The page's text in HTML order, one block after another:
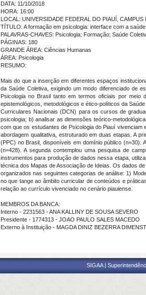
DATA: 11/10/2018
HORA: 16:00
LOCAL: UNIVERSIDADE FEDERAL DO PIAUÍ,
TÍTULO: A formação em psicologia: interface com a
PALAVRAS-CHAVES: Psicologia; Formação; Saúde
PÁGINAS: 180
GRANDE ÁREA: Ciências Humanas
ÁREA: Psicologia
RESUMO:
Mais do que a inserção em diferentes espaços
da Saúde Coletiva, exigindo um modo diferenciado de
Psicologia no Brasil tanto em termos oficiais por meio
epistemológicos, metodológicos e ético-políticos da
Curriculares Nacionais (DCN) para os cursos de
psicologia; b) analisar as dimensões teórico-
com que os estudantes de Psicologia do Piauí
abordagem qualitativa, estruturado em duas etapas. A
(PPC) no Brasil, disponíveis em domínio público (n=30).
(n=428). A segunda contemplou uma pesquisa de
instrumentos para produção de dados nessa etapa,
técnica dos Mapas de Associação de Ideias. Os dados
organizados nas seguintes categorias de análise: 1)
no que tange ao âmbito curricular de conteúdos e
relação ao currículo vivenciado no cenário piauiense.
MEMBROS DA BANCA:
Interno - 2231563 - ANA KALLINY DE SOUSA SEVERO
Presidente - 1774313 - JOAO PAULO SALES MACEDO
Externo à Instituição - MAGDA DINIZ BEZERRA
SIGAA |